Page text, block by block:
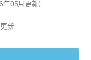
05月更新）
新